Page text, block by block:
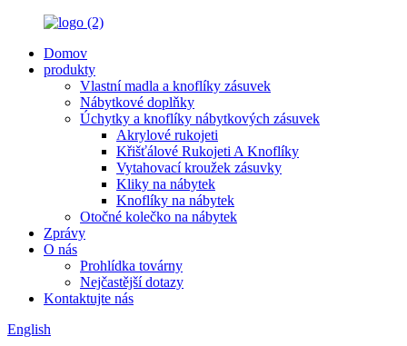
Domov
produkty
Vlastní madla a knoflíky zásuvek
Nábytkové doplňky
Úchytky a knoflíky nábytkových zásuvek
Akrylové rukojeti
Křišťálové Rukojeti A Knoflíky
Vytahovací kroužek zásuvky
Kliky na nábytek
Knoflíky na nábytek
Otočné kolečko na nábytek
Zprávy
O nás
Prohlídka továrny
Nejčastější dotazy
Kontaktujte nás
English